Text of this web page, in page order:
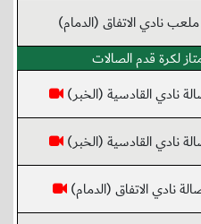
ملعب نادي الاتفاق (الدمام)
لكرة قدم الصالات
نادي القادسية (الخبر)
نادي القادسية (الخبر)
نادي الاتفاق (الدمام)